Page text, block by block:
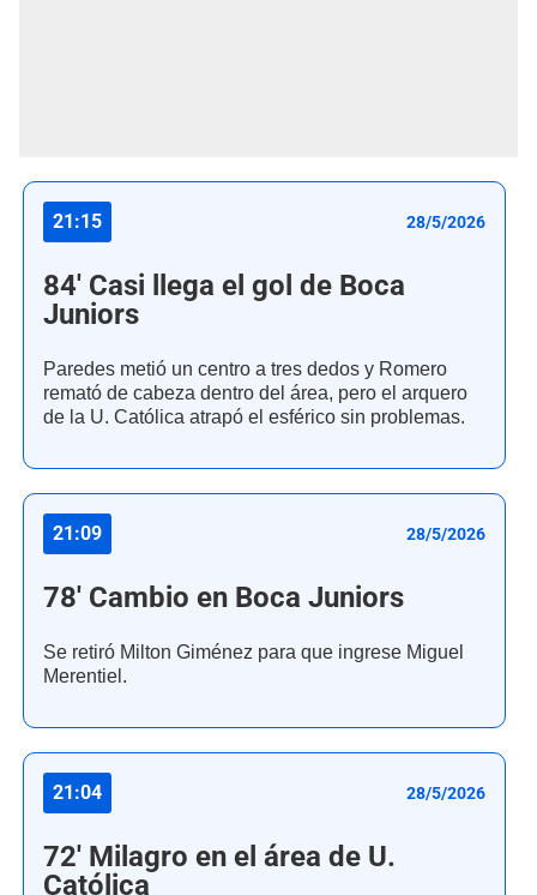
21:15 28/5/2026
84' Casi llega el gol de Boca
Juniors
Paredes metió un centro a tres dedos y Romero
remató de cabeza dentro del área, pero el arquero
de la U. Católica atrapó el esférico sin problemas.
21:09 28/5/2026
78' Cambio en Boca Juniors
Se retiró Milton Giménez para que ingrese Miguel
Merentiel.
21:04 28/5/2026
72' Milagro en el área de U.
Católica